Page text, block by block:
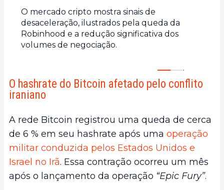
O mercado cripto mostra sinais de
desaceleração, ilustrados pela queda da
Robinhood e a redução significativa dos
volumes de negociação.
O hashrate do Bitcoin afetado pelo conflito
iraniano
A rede Bitcoin registrou uma queda de cerca
de 6 % em seu hashrate após uma operação
militar conduzida pelos Estados Unidos e
Israel no Irã. Essa contração ocorreu um mês
após o lançamento da operação “Epic Fury”.